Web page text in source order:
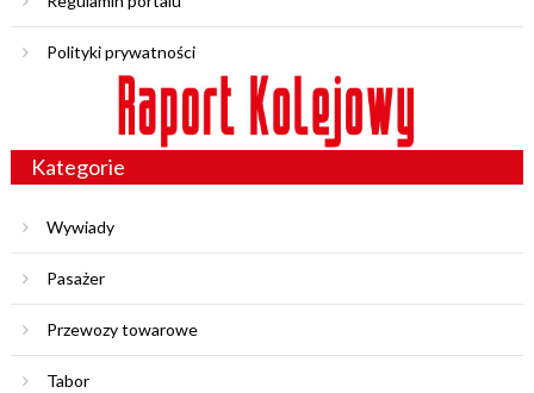
Polityki prywatności
Kategorie
Wywiady
Pasażer
Przewozy towarowe
Tabor